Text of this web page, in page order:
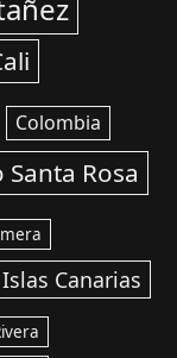
Colombia
Rosa
Islas Canarias